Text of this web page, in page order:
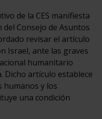
de la CES manifiesta
Consejo de Asuntos
revisar el artículo
Israel, ante las graves
humanitario
Dicho artículo establece
humanos y los
una condición